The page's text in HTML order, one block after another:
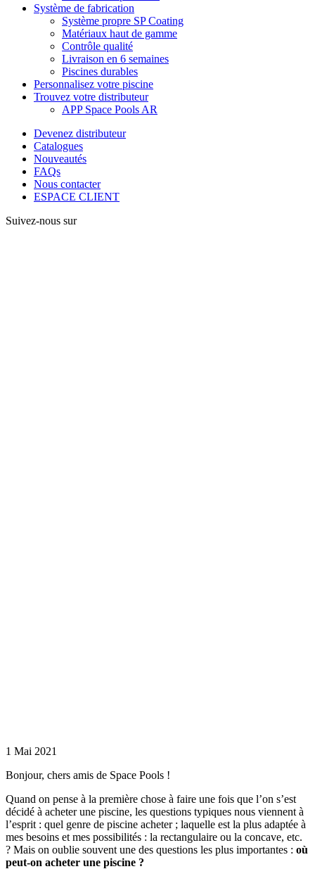
Système de fabrication
Système propre SP Coating
Matériaux haut de gamme
Contrôle qualité
Livraison en 6 semaines
Piscines durables
Personnalisez votre piscine
Trouvez votre distributeur
APP Space Pools AR
Devenez distributeur
Catalogues
Nouveautés
FAQs
Nous contacter
ESPACE CLIENT
Suivez-nous sur
1 Mai 2021
Bonjour, chers amis de Space Pools !
Quand on pense à la première chose à faire une fois que l’on s’est
décidé à acheter une piscine, les questions typiques nous viennent à
l’esprit : quel genre de piscine acheter ; laquelle est la plus adaptée à
mes besoins et mes possibilités : la rectangulaire ou la concave, etc.
? Mais on oublie souvent une des questions les plus importantes : où
peut-on acheter une piscine ?